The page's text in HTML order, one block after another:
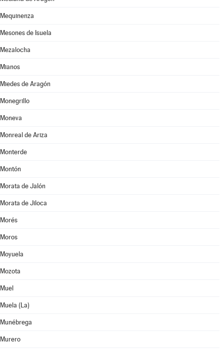
Mequinenza
Mesones de Isuela
Mezalocha
Mianos
Miedes de Aragón
Monegrillo
Moneva
Monreal de Ariza
Monterde
Montón
Morata de Jalón
Morata de Jiloca
Morés
Moros
Moyuela
Mozota
Muel
Muela (La)
Munébrega
Murero